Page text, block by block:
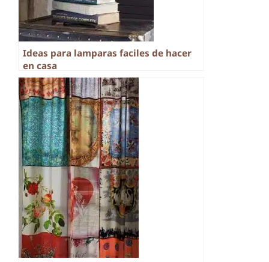
Ideas para lamparas faciles de hacer
en casa